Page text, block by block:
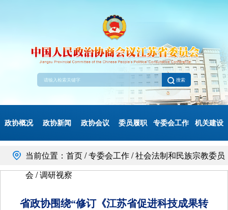
搜索
政协概况 政协新闻 政协会议 委员履职 专委会工作 机关建设
当前位置：首页 / 专委会工作 / 社会法制和民族宗教委员
会 / 调研视察
省政协围绕“修订《江苏省促进科技成果转